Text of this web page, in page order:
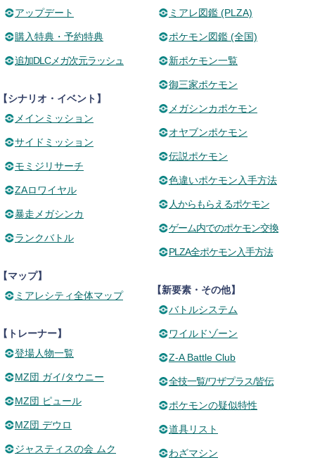
アップデート
購入特典・予約特典
追加DLCメガ次元ラッシュ
シナリオ・イベント】
メインミッション
サイドミッション
モミジリサーチ
ZAロワイヤル
暴走メガシンカ
ランクバトル
マップ】
ミアレシティ全体マップ
トレーナー】
登場人物一覧
MZ団 ガイ/タウニー
MZ団 ピュール
MZ団 デウロ
ジャスティスの会 ムク
ミアレ図鑑 (PLZA)
ポケモン図鑑 (全国)
新ポケモン一覧
御三家ポケモン
メガシンカポケモン
オヤブンポケモン
伝説ポケモン
色違いポケモン入手方法
人からもらえるポケモン
ゲーム内でのポケモン交換
PLZA全ポケモン入手方法
【新要素・その他】
バトルシステム
ワイルドゾーン
Z-A Battle Club
全技一覧/ワザプラス/皆伝
ポケモンの疑似特性
道具リスト
わざマシン